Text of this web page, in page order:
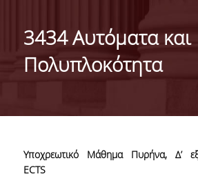
ΑΠΟΣΤΟΛΗ ΤΟΥ ΤΜΗΜΑΤΟΣ
ΔΙΟΙΚΗΣΗ ΤΟΥ ΤΜΗΜΑΤΟΣ
3434 Αυτόματα και
Πολυπλοκότητα
Υποχρεωτικό Μάθημα Πυρήνα, Δ’
ECTS